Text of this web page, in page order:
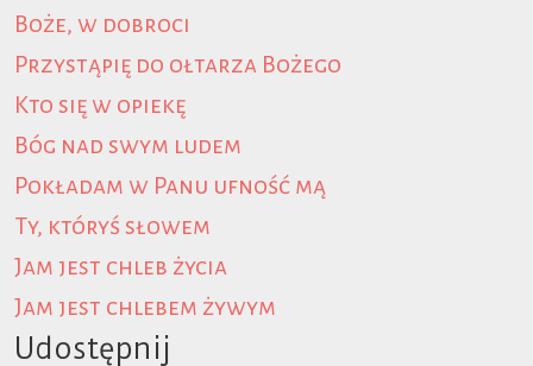
Boże, w dobroci
Przystąpię do ołtarza Bożego
Kto się w opiekę
Bóg nad swym ludem
Pokładam w Panu ufność mą
Ty, któryś słowem
Jam jest chleb życia
Jam jest chlebem żywym
Udostępnij